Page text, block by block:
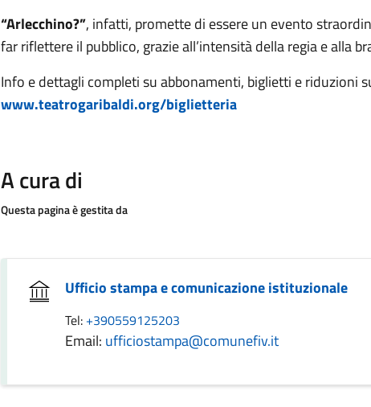
“Arlecchino?”, infatti, promette di essere un evento
far riflettere il pubblico, grazie all’intensità della regia e alla
Info e dettagli completi su abbonamenti, biglietti e riduzioni
www.teatrogaribaldi.org/biglietteria
A cura di
Questa pagina è gestita da
Ufficio stampa e comunicazione istituzionale
Tel: +390559125203
Email: ufficiostampa@comunefiv.it